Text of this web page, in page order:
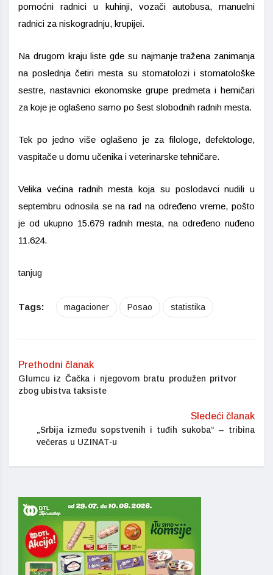
pomoćni radnici u kuhinji, vozači autobusa, manuelni
radnici za niskogradnju, krupijei.
Na drugom kraju liste gde su najmanje tražena zanimanja
na poslednja četiri mesta su stomatolozi i stomatološke
sestre, nastavnici ekonomske grupe predmeta i hemičari
za koje je oglašeno samo po šest slobodnih radnih mesta.
Tek po jedno više oglašeno je za filologe, defektologe,
vaspitače u domu učenika i veterinarske tehničare.
Velika većina radnih mesta koja su poslodavci nudili u
septembru odnosila se na rad na određeno vreme, pošto
je od ukupno 15.679 radnih mesta, na određeno nuđeno
11.624.
tanjug
Tags: magacioner Posao statistika
Prethodni članak
Glumcu iz Čačka i njegovom bratu produžen pritvor
zbog ubistva taksiste
Sledeći članak
„Srbija između sopstvenih i tuđih sukoba“ – tribina
večeras u UZINAT-u